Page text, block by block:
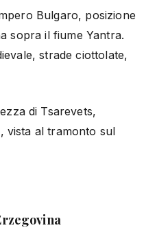
Bulgaro, posizione
sopra il fiume Yantra.
strade ciottolate,
di Tsarevets,
vista al tramonto sul